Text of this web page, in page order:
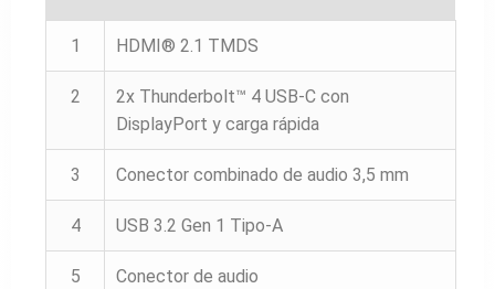
1 HDMI® 2.1 TMDS
2
2x Thunderbolt™ 4 USB-C con
DisplayPort y carga rápida
3 Conector combinado de audio 3,5 mm
4 USB 3.2 Gen 1 Tipo-A
5 Conector de audio